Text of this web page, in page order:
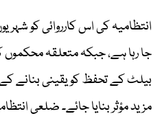
انتظامیہ کی اس کارروائی کو
جا رہا ہے، جبکہ متعلقہ
بیلٹ کے تحفظ کو یقینی بنانے کے
مزید مؤثر بنایا جائے۔ ضلعی